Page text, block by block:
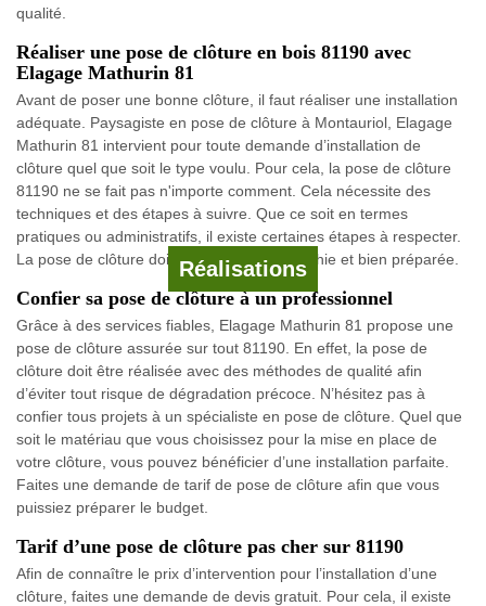
Réalisations
qualité.
Réaliser une pose de clôture en bois 81190 avec
Elagage Mathurin 81
Avant de poser une bonne clôture, il faut réaliser une installation
adéquate. Paysagiste en pose de clôture à Montauriol, Elagage
Mathurin 81 intervient pour toute demande d’installation de
clôture quel que soit le type voulu. Pour cela, la pose de clôture
81190 ne se fait pas n'importe comment. Cela nécessite des
techniques et des étapes à suivre. Que ce soit en termes
pratiques ou administratifs, il existe certaines étapes à respecter.
La pose de clôture doit pour cela être réfléchie et bien préparée.
Confier sa pose de clôture à un professionnel
Grâce à des services fiables, Elagage Mathurin 81 propose une
pose de clôture assurée sur tout 81190. En effet, la pose de
clôture doit être réalisée avec des méthodes de qualité afin
d’éviter tout risque de dégradation précoce. N’hésitez pas à
confier tous projets à un spécialiste en pose de clôture. Quel que
soit le matériau que vous choisissez pour la mise en place de
votre clôture, vous pouvez bénéficier d’une installation parfaite.
Faites une demande de tarif de pose de clôture afin que vous
puissiez préparer le budget.
Tarif d’une pose de clôture pas cher sur 81190
Afin de connaître le prix d’intervention pour l’installation d’une
clôture, faites une demande de devis gratuit. Pour cela, il existe